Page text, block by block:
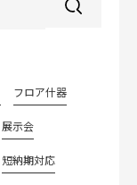
フロア什器
展示会
短納期対応